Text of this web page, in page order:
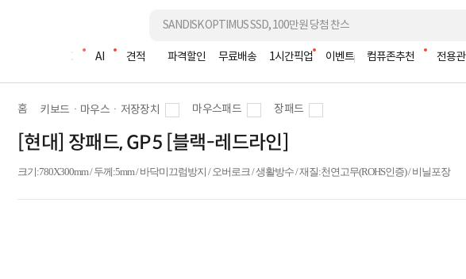
조립PC AI 견적 파격할인 무료배송 1시간픽업 이벤트 컴퓨존추천 전용관
홈 키보드ㆍ마우스ㆍ저장장치 마우스패드 장패드
[현대] 장패드, GP5 [블랙-레드라인]
크기:780X300mm / 두께:5mm / 바닥미끄럼방지 / 오버로크 / 생활방수 / 재질:천연고무(ROHS인증) / 비닐포장